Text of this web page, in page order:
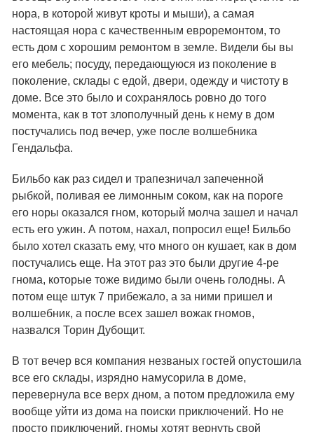
нора, в которой живут кроты и мыши), а самая
настоящая нора с качественным евроремонтом, то
есть дом с хорошим ремонтом в земле. Видели бы вы
его мебель; посуду, передающуюся из поколение в
поколение, склады с едой, двери, одежду и чистоту в
доме. Все это было и сохранялось ровно до того
момента, как в тот злополучный день к нему в дом
постучались под вечер, уже после волшебника
Гендальфа.
Бильбо как раз сидел и трапезничал запеченной
рыбкой, поливая ее лимонным соком, как на пороге
его норы оказался гном, который молча зашел и начал
есть его ужин. А потом, нахал, попросил еще! Бильбо
было хотел сказать ему, что много он кушает, как в дом
постучались еще. На этот раз это были другие 4-ре
гнома, которые тоже видимо были очень голодны. А
потом еще штук 7 прибежало, а за ними пришел и
волшебник, а после всех зашел вожак гномов,
назвался Торин Дубощит.
В тот вечер вся компания незваных гостей опустошила
все его склады, изрядно намусорила в доме,
перевернула все верх дном, а потом предложила ему
вообще уйти из дома на поиски приключений. Но не
просто приключений, гномы хотят вернуть свой